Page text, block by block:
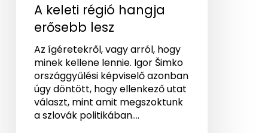
A keleti régió hangja
erősebb lesz
Az ígéretekről, vagy arról, hogy
minek kellene lennie. Igor Šimko
országgyűlési képviselő azonban
úgy döntött, hogy ellenkező utat
választ, mint amit megszoktunk
a szlovák politikában.…